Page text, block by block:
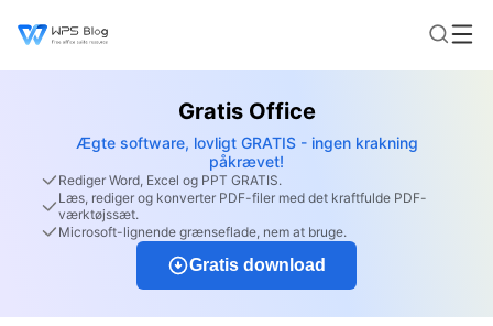
Gratis Office
Ægte software, lovligt GRATIS - ingen krakning
påkrævet!
Rediger Word, Excel og PPT GRATIS.
Læs, rediger og konverter PDF-filer med det kraftfulde PDF-
værktøjssæt.
Microsoft-lignende grænseflade, nem at bruge.
Gratis download